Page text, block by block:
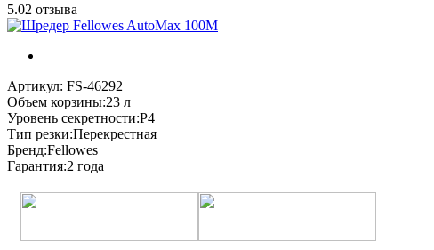
5.02 отзыва
Артикул: FS-46292
Объем корзины:23 л
Уровень секретности:P4
Тип резки:Перекрестная
Бренд:Fellowes
Гарантия:2 года